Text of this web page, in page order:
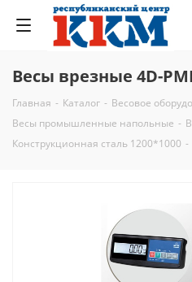
Весы врезные 4D-
Главная - Каталог - Весовое
Весы промышленные напольные -
Конструкционная сталь 1200*1000 -